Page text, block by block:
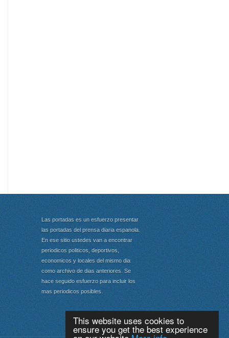
This website uses cookies to
ensure you get the best experience
Las portadas es un esfuerzo presentar
las portadas del prensa diaria espanola.
En ese sitio ustedes van a encontrar
periodicos politicos, deportivos,
economicos y locales del mismo dia
como archivo de dias anteriores. Se
hace seguido esfuerzo para incluir los
mas periodicos posibles.